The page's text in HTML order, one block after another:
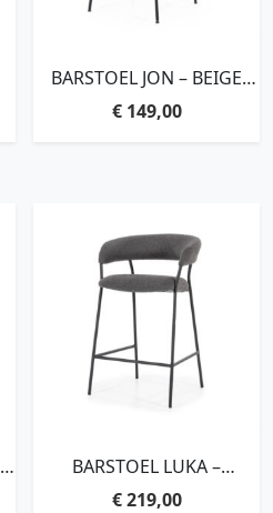
BARSTOEL JON – BEIGE
MAYWOOD
€149,00
BARSTOEL LUKA –
ANTRACIET COPENHAGEN
€219,00